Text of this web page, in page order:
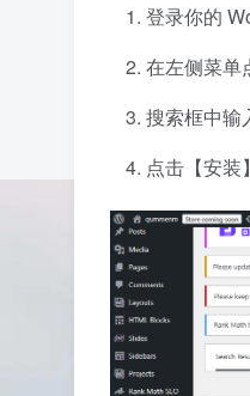
登录你的
在左侧菜单
搜索框中输
点击【安装